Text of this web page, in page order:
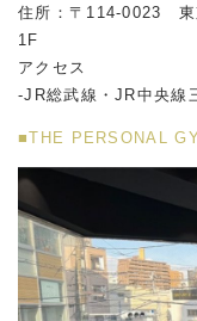
住所：〒114-0023 東
1F
アクセス
-JR総武線・JR中央線
■THE PERSONAL